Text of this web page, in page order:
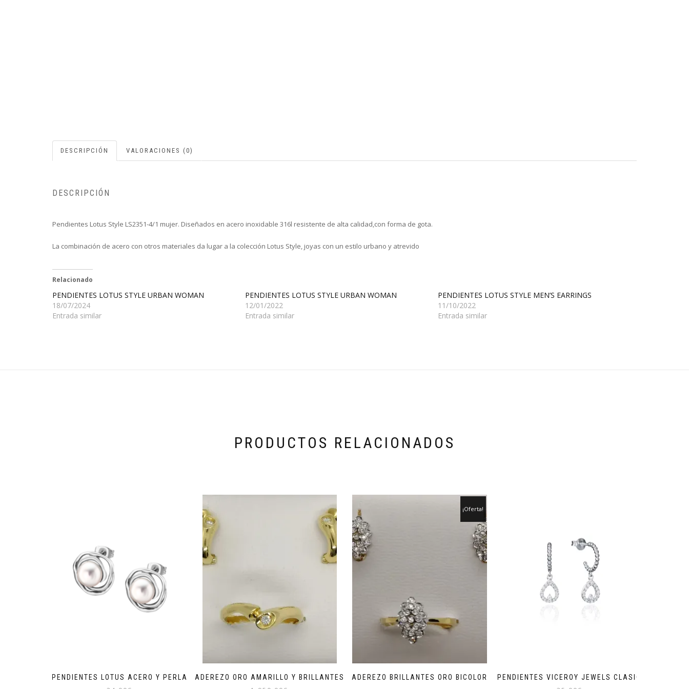
DESCRIPCIÓN VALORACIONES (0)
DESCRIPCIÓN
Pendientes Lotus Style LS2351-4/1 mujer. Diseñados en acero inoxidable 316l resistente de alta calidad,con forma de gota.
La combinación de acero con otros materiales da lugar a la colección Lotus Style, joyas con un estilo urbano y atrevido
Relacionado
PENDIENTES LOTUS STYLE URBAN WOMAN
18/07/2024
Entrada similar
PENDIENTES LOTUS STYLE URBAN WOMAN
12/01/2022
Entrada similar
PENDIENTES LOTUS STYLE MEN’S EARRINGS
11/10/2022
Entrada similar
PRODUCTOS RELACIONADOS
PENDIENTES LOTUS ACERO Y PERLA ADEREZO ORO AMARILLO Y BRILLANTES ADEREZO BRILLANTES ORO BICOLOR
¡Oferta!
PENDIENTES VICEROY JEWELS CLASIC